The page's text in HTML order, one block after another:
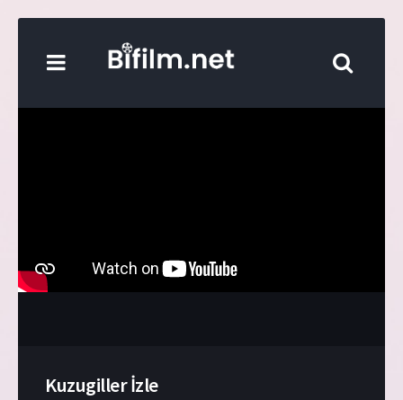
Kuzugiller İzle